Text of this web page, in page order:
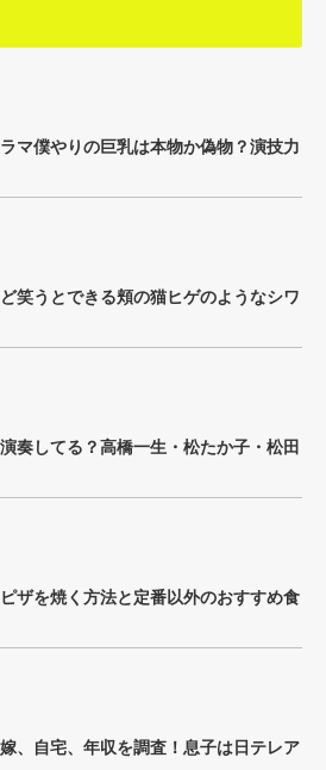
マ僕やりの巨乳は本物か偽物？演技力
笑うとできる頬の猫ヒゲのようなシワ
奏してる？高橋一生・松たか子・松田
ザを焼く方法と定番以外のおすすめ食
、自宅、年収を調査！息子は日テレア